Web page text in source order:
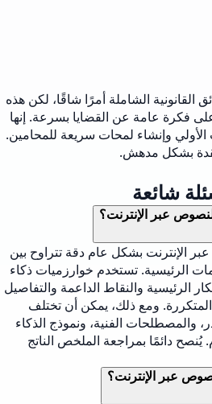
القانونية الشاملة أمرًا شاقًا، لكن هذه
فكرة عامة عن القضايا بسرعة. إنها
وإنشاء لمحات سريعة للمحامين.
بشكل مدهش.
شائعة
عبر الإنترنت؟
الإنترنت بشكل عام دقة تتراوح بين
الرئيسية. تستخدم خوارزميات ذكاء
الرئيسية والنقاط الداعمة والتفاصيل
ومع ذلك، يمكن أن تختلف
الفنية، ونموذج الذكاء
دائمًا بمراجعة الملخص الناتج
عبر الإنترنت؟